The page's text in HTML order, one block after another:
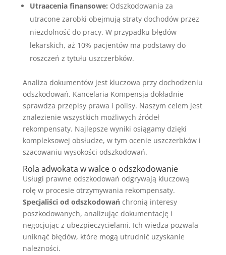
Utraacenia finansowe: Odszkodowania za
utracone zarobki obejmują straty dochodów przez
niezdolność do pracy. W przypadku błędów
lekarskich, aż 10% pacjentów ma podstawy do
roszczeń z tytułu uszczerbków.
Analiza dokumentów jest kluczowa przy dochodzeniu
odszkodowań. Kancelaria Kompensja dokładnie
sprawdza przepisy prawa i polisy. Naszym celem jest
znalezienie wszystkich możliwych źródeł
rekompensaty. Najlepsze wyniki osiągamy dzięki
kompleksowej obsłudze, w tym ocenie uszczerbków i
szacowaniu wysokości odszkodowań.
Rola adwokata w walce o odszkodowanie
Usługi prawne odszkodowań odgrywają kluczową
rolę w procesie otrzymywania rekompensaty.
Specjaliści od odszkodowańchronią interesy
poszkodowanych, analizując dokumentację i
negocjując z ubezpieczycielami. Ich wiedza pozwala
uniknąć błędów, które mogą utrudnić uzyskanie
należności.